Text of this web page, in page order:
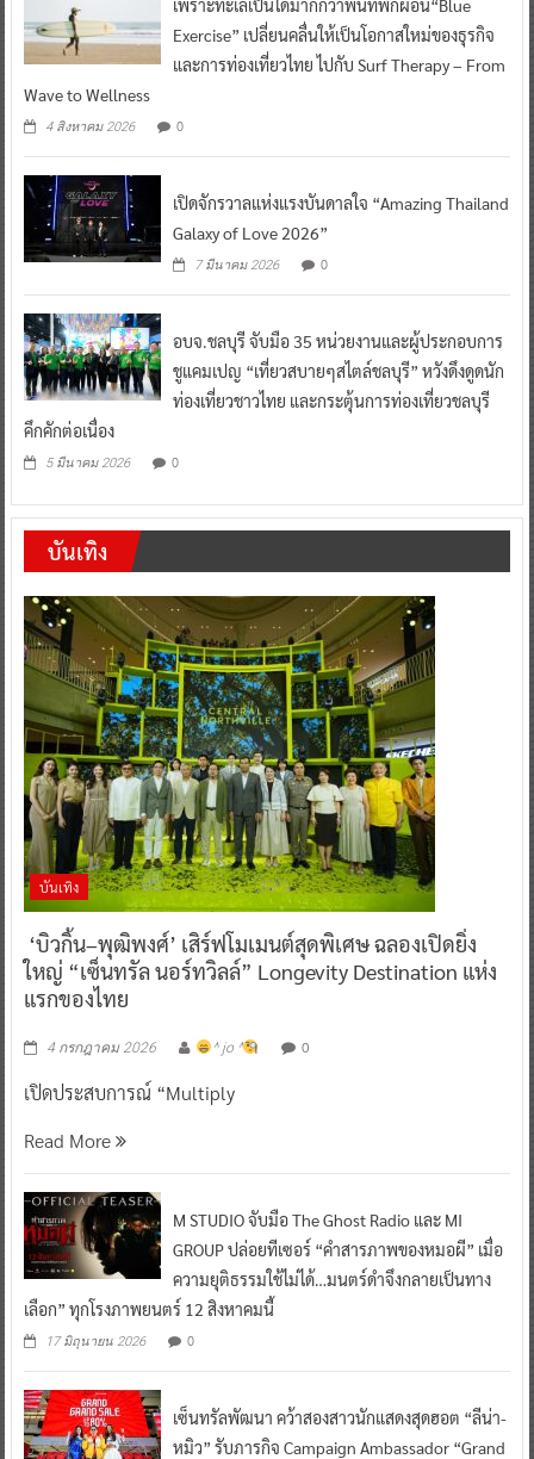
เพราะทะเลเป็นได้มากกว่าพื้นที่พักผ่อน“Blue
Exercise” เปลี่ยนคลื่นให้เป็นโอกาสใหม่ของธุรกิจ
และการท่องเที่ยวไทย ไปกับ Surf Therapy – From
Wave to Wellness
4 สิงหาคม 2026 0
เปิดจักรวาลแห่งแรงบันดาลใจ “Amazing Thailand
Galaxy of Love 2026”
7 มีนาคม 2026 0
อบจ.ชลบุรี จับมือ 35 หน่วยงานและผู้ประกอบการ
ชูแคมเปญ “เที่ยวสบายๆสไตล์ชลบุรี” หวังดึงดูดนัก
ท่องเที่ยวชาวไทย และกระตุ้นการท่องเที่ยวชลบุรี
คึกคักต่อเนื่อง
5 มีนาคม 2026 0
บันเทิง
บันเทิง
‘บิวกิ้น–พุฒิพงศ์’ เสิร์ฟโมเมนต์สุดพิเศษ ฉลองเปิดยิ่ง
ใหญ่ “เซ็นทรัล นอร์ทวิลล์” Longevity Destination แห่ง
แรกของไทย
4 กรกฎาคม 2026 ^ jo ^ 0
เปิดประสบการณ์ “Multiply
Read More
M STUDIO จับมือ The Ghost Radio และ MI
GROUP ปล่อยทีเซอร์ “คำสารภาพของหมอผี” เมื่อ
ความยุติธรรมใช้ไม่ได้…มนตร์ดำจึงกลายเป็นทาง
เลือก” ทุกโรงภาพยนตร์ 12 สิงหาคมนี้
17 มิถุนายน 2026 0
เซ็นทรัลพัฒนา คว้าสองสาวนักแสดงสุดฮอต “ลีน่า-
หมิว” รับภารกิจ Campaign Ambassador “Grand